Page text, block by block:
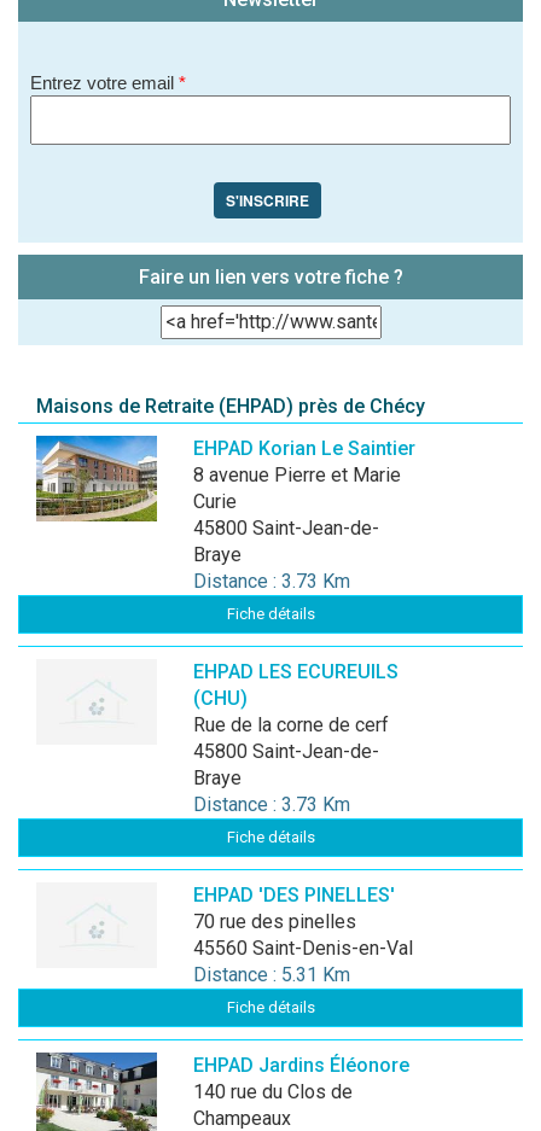
Entrez votre email *
S'INSCRIRE
Faire un lien vers votre fiche ?
Maisons de Retraite (EHPAD) près de Chécy
EHPAD Korian Le Saintier
8 avenue Pierre et Marie
Curie
45800 Saint-Jean-de-
Braye
Distance : 3.73 Km
Fiche détails
EHPAD LES ECUREUILS
(CHU)
rue de la corne de cerf
45800 Saint-Jean-de-
Braye
Distance : 3.73 Km
Fiche détails
EHPAD 'DES PINELLES'
70 rue des pinelles
45560 Saint-Denis-en-Val
Distance : 5.31 Km
Fiche détails
EHPAD Jardins Éléonore
140 rue du Clos de
Champeaux